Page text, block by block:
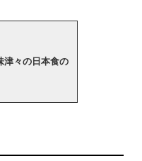
津々の日本食の